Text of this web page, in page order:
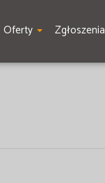
Oferty Zgłoszenia